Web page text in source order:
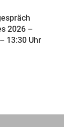
2026 –
13:30 Uhr